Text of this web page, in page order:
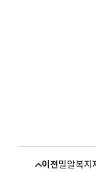
이전밀알복지